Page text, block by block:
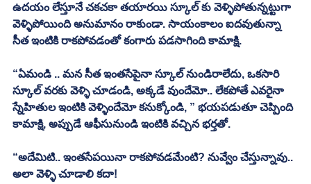
ఉదయం లేస్తూనే చకచకా తయారయి స్కూల్ కు వెళ్ళిపోతున్నట్టుగా
వెళ్ళిపోయింది అనుమానం రాకుండా. సాయంకాలం ఐదవుతున్నా
సీత ఇంటికి రాకపోవడంతో కంగారు పడసాగింది కామాక్షి.
“ఏమండి .. మన సీత ఇంతసేపైనా స్కూల్ నుండిరాలేదు, ఒకసారి
స్కూల్ వరకు వెళ్ళి చూడండి, అక్కడే వుందేమో.. లేకపోతే ఎవరైనా
స్నేహితుల ఇంటికి వెళ్ళిందేమో కనుక్కోండి, ” భయపడుతూ చెప్పింది
కామాక్షి, అప్పుడే ఆఫీసునుండి ఇంటికి వచ్చిన భర్తతో.
“అదేమిటి.. ఇంతసేపయినా రాకపోవడమేంటి? నువ్వేం చేస్తున్నావు..
అలా వెళ్ళి చూడాలి కదా!